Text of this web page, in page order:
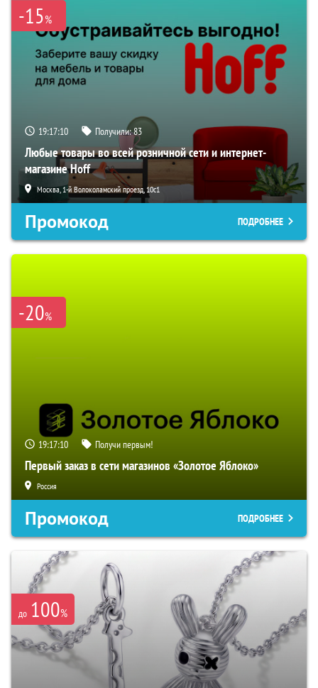
-15%
19:17:09 Получили:83
Любые товары во всей розничной сети и интернет-
магазине Hoff
Москва, 1-й Волоколамский проезд, 10с1
Промокод ПОДРОБНЕЕ
-20%
19:17:09 Получи первым!
Первый заказ в сети магазинов «Золотое Яблоко»
Россия
Промокод ПОДРОБНЕЕ
до 100%